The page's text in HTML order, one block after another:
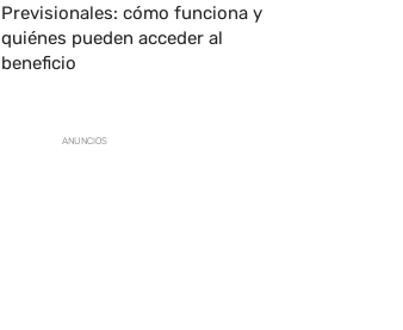
Previsionales: cómo funciona y
quiénes pueden acceder al
beneficio
ANUNCIOS